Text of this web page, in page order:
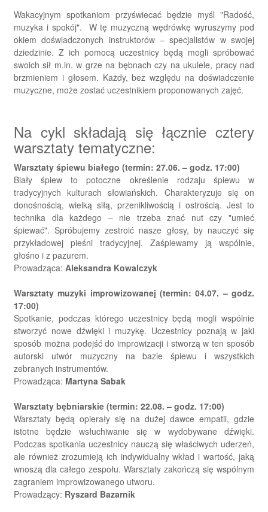
Wakacyjnym spotkaniom przyświecać będzie myśl "Radość,
muzyka i spokój". W tę muzyczną wędrówkę wyruszymy pod
okiem doświadczonych instruktorów – specjalistów w swojej
dziedzinie. Z ich pomocą uczestnicy będą mogli spróbować
swoich sił m.in. w grze na bębnach czy na ukulele, pracy nad
brzmieniem i głosem. Każdy, bez względu na doświadczenie
muzyczne, może zostać uczestnikiem proponowanych zajęć.
Na cykl składają się łącznie cztery
warsztaty tematyczne:
Warsztaty śpiewu białego (termin: 27.06. – godz. 17:00)
Biały śpiew to potoczne określenie rodzaju śpiewu w
tradycyjnych kulturach słowiańskich. Charakteryzuje się on
donośnością, wielką siłą, przenikliwością i ostrością. Jest to
technika dla każdego – nie trzeba znać nut czy "umieć
śpiewać". Spróbujemy zestroić nasze głosy, by nauczyć się
przykładowej pieśni tradycyjnej. Zaśpiewamy ją wspólnie,
głośno i z pazurem.
Prowadząca: Aleksandra Kowalczyk
Warsztaty muzyki improwizowanej (termin: 04.07. – godz.
17:00)
Spotkanie, podczas którego uczestnicy będą mogli wspólnie
stworzyć nowe dźwięki i muzykę. Uczestnicy poznają w jaki
sposób można podejść do improwizacji i stworzą w ten sposób
autorski utwór muzyczny na bazie śpiewu i wszystkich
zebranych instrumentów.
Prowadząca: Martyna Sabak
Warsztaty bębniarskie (termin: 22.08. – godz. 17:00)
Warsztaty będą opierały się na dużej dawce empatii, gdzie
istotne będzie wsłuchiwanie się w wydobywane dźwięki.
Podczas spotkania uczestnicy nauczą się właściwych uderzeń,
ale również zrozumieją ich indywidualny wkład i wartość, jaką
wnoszą dla całego zespołu. Warsztaty zakończą się wspólnym
zagraniem improwizowanego utworu.
Prowadzący: Ryszard Bazarnik